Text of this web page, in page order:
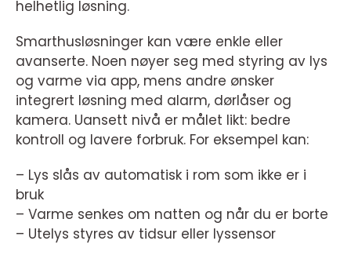
helhetlig løsning.
Smarthusløsninger kan være enkle eller
avanserte. Noen nøyer seg med styring av lys
og varme via app, mens andre ønsker
integrert løsning med alarm, dørlåser og
kamera. Uansett nivå er målet likt: bedre
kontroll og lavere forbruk. For eksempel kan:
– Lys slås av automatisk i rom som ikke er i
bruk
– Varme senkes om natten og når du er borte
– Utelys styres av tidsur eller lyssensor